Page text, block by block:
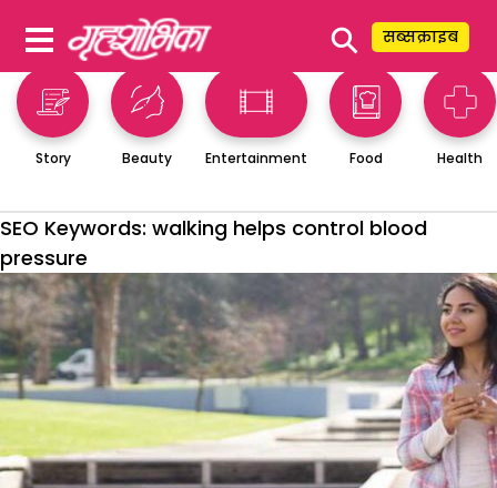
⚲ सब्सक्राइब
Story Beauty Entertainment Food Health
SEO Keywords: walking helps control blood
pressure